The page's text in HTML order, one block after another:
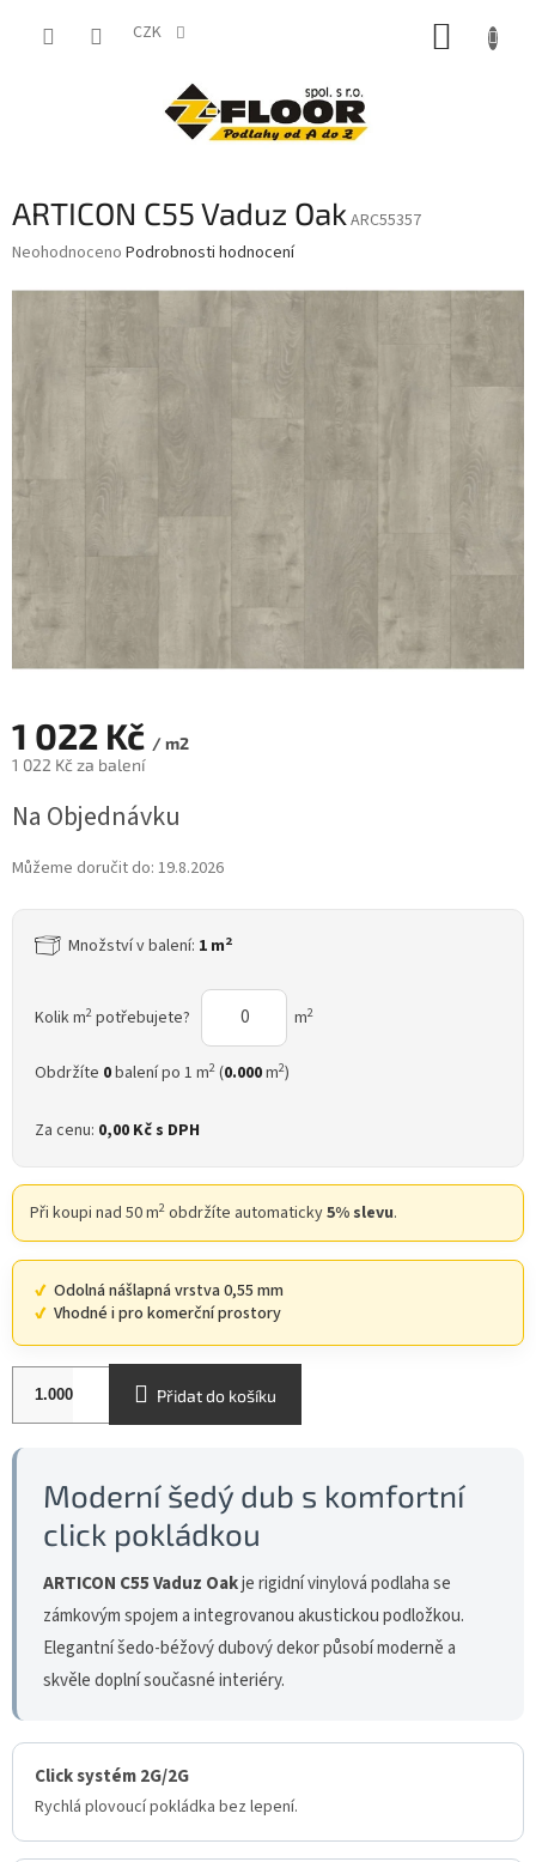
CZK
ARTICON C55 Vaduz Oak ARC55357
Průměrné
produktu
Neohodnoceno Podrobnosti hodnocení
1 022 Kč / m2
1 022 Kč za balení
cena:
Na Objednávku
Můžeme doručit do: 19.8.2026
Množství v balení: 1 m2
Kolik m2 potřebujete? m2
Obdržíte 0balení po 1 m2 (0.000m2)
Za cenu: 0,00 Kčs DPH
Při koupi nad 50 m2 obdržíte automaticky5% slevu.
Odolná nášlapná vrstva 0,55 mm
Vhodné i pro komerční prostory
Přidat do košíku
Moderní šedý dub s komfortní
click pokládkou
ARTICON C55 Vaduz Oakje rigidní vinylová podlaha se
zámkovým spojem a integrovanou akustickou podložkou.
Elegantní šedo-béžový dubový dekor působí moderně a
skvěle doplní současné interiéry.
Click systém 2G/2G
Rychlá plovoucí pokládka bez lepení.